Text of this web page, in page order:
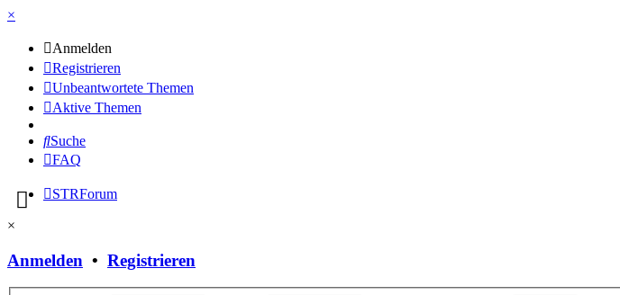
×
Anmelden
Registrieren
Unbeantwortete Themen
Aktive Themen
Suche
FAQ
STRForum
×
Anmelden • Registrieren